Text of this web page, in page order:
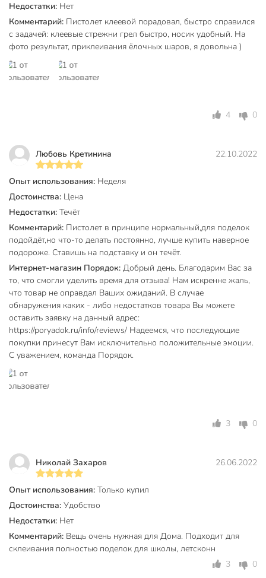
Вес в упаковке
215 г
Габариты упаковки
16 x 25 x 5 см
Недостатки: Нет
Комментарий: Пистолет клеевой порадовал, быстро справился
с задачей: клеевые стрежни грел быстро, носик удобный. На
фото результат, приклеивания ёлочных шаров, я довольна )
4 0
Любовь Кретинина 22.10.2022
Опыт использования: Неделя
Достоинства: Цена
Недостатки: Течёт
Комментарий: Пистолет в принципе нормальный,для поделок
подойдёт,но что-то делать постоянно, лучше купить наверное
подороже. Ставишь на подставку и он течёт.
Интернет-магазин Порядок: Добрый день. Благодарим Вас за
то, что смогли уделить время для отзыва! Нам искренне жаль,
что товар не оправдал Ваших ожиданий. В случае
обнаружения каких - либо недостатков товара Вы можете
оставить заявку на данный адрес:
https://poryadok.ru/info/reviews/ Надеемся, что последующие
покупки принесут Вам исключительно положительные эмоции.
С уважением, команда Порядок.
3 0
Николай Захаров 26.06.2022
Опыт использования: Только купил
Достоинства: Удобство
Недостатки: Нет
Комментарий: Вещь очень нужная для Дома. Подходит для
склеивания полностью поделок для школы, летсконн
3
0